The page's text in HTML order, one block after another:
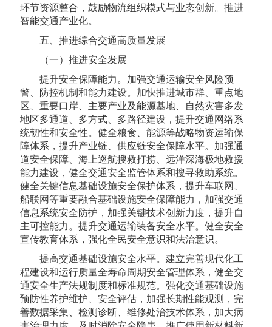
环节资源整合，鼓励物流组织模式与业态创新。推进
智能交通产业化。
五、推进综合交通高质量发展
（一）推进安全发展
提升安全保障能力。加强交通运输安全风险预
警、防控机制和能力建设。加快推进城市群、重点地
区、重要口岸、主要产业及能源基地、自然灾害多发
地区多通道、多方式、多路径建设，提升交通网络系
统韧性和安全性。健全粮食、能源等战略物资运输保
障体系，提升产业链、供应链安全保障水平。加强通
道安全保障、海上巡航搜救打捞、远洋深海极地救援
能力建设，健全交通安全监管体系和搜寻救助系统。
健全关键信息基础设施安全保护体系，提升车联网、
船联网等重要融合基础设施安全保障能力，加强交通
信息系统安全防护，加强关键技术创新力度，提升自
主可控能力。提升交通运输装备安全水平。健全安全
宣传教育体系，强化全民安全意识和法治意识。
提高交通基础设施安全水平。建立完善现代化工
程建设和运行质量全寿命周期安全管理体系，健全交
通安全生产法规制度和标准规范。强化交通基础设施
预防性养护维护、安全评估，加强长期性能观测，完
善数据采集、检测诊断、维修处治技术体系，加大病